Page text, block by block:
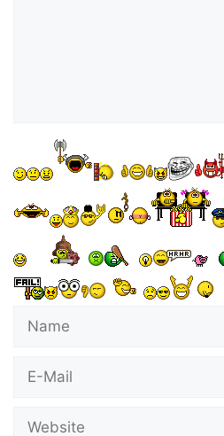
Name
Website